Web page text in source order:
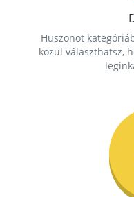
Huszonöt
közül választhatsz,